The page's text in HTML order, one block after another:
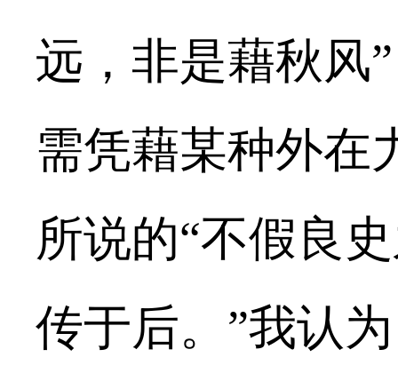
远，非是藉秋风
需凭藉某种外在
所说的“不假良
传于后。”我认